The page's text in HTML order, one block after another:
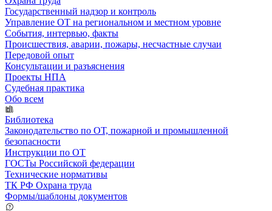
Государственный надзор и контроль
Управление ОТ на региональном и местном уровне
События, интервью, факты
Происшествия, аварии, пожары, несчастные случаи
Передовой опыт
Консультации и разъяснения
Проекты НПА
Судебная практика
Обо всем
Библиотека
Законодательство по ОТ, пожарной и промышленной
безопасности
Инструкции по ОТ
ГОСТы Российской федерации
Технические нормативы
ТК РФ Охрана труда
Формы/шаблоны документов